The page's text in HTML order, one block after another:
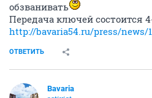
обзванивать
Передача ключей состоится
http://bavaria54.ru/press/news/
ОТВЕТИТЬ
Bavaria